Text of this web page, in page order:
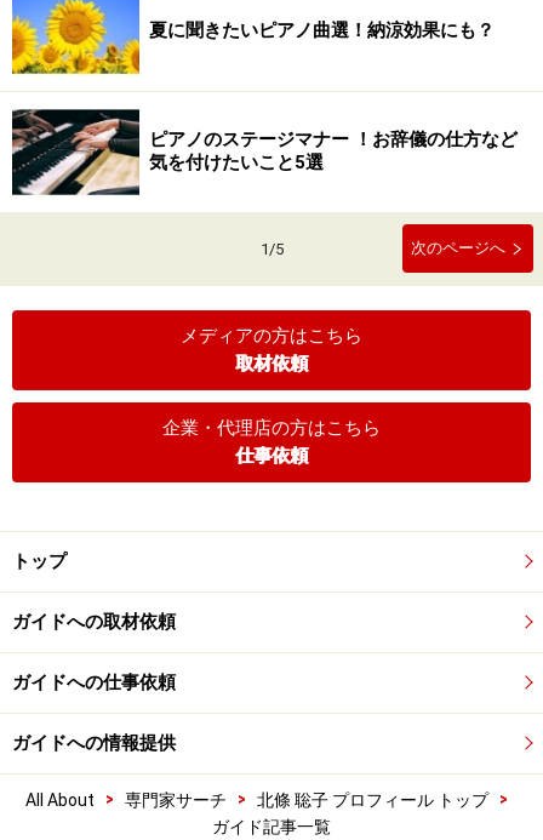
夏に聞きたいピアノ曲選！納涼効果にも？
ピアノのステージマナー ！お辞儀の仕方など
気を付けたいこと5選
1/5 次のページへ
メディアの方はこちら
取材依頼
企業・代理店の方はこちら
仕事依頼
トップ
ガイドへの取材依頼
ガイドへの仕事依頼
ガイドへの情報提供
All About > 専門家サーチ > 北條 聡子 プロフィール トップ
>
ガイド記事一覧